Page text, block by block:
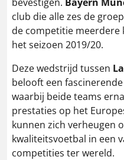
club die alle zes de
de competitie meerdere
het seizoen 2019/20​​.
Deze wedstrijd tussen
belooft een
waarbij beide teams
prestaties op het
kunnen zich verheugen
kwaliteitsvoetbal in een
competities ter wereld​​​​.